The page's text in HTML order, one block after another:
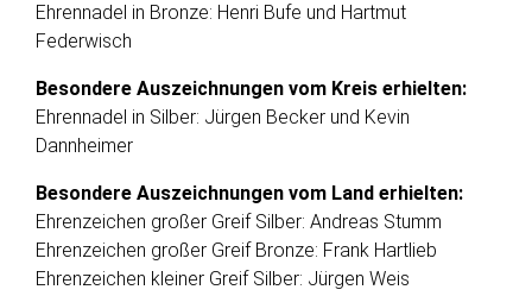
Ehrennadel in Bronze: Henri Bufe und Hartmut
Federwisch
Besondere Auszeichnungen vom Kreis erhielten:
Ehrennadel in Silber: Jürgen Becker und Kevin
Dannheimer
Besondere Auszeichnungen vom Land erhielten:
Ehrenzeichen großer Greif Silber: Andreas Stumm
Ehrenzeichen großer Greif Bronze: Frank Hartlieb
Ehrenzeichen kleiner Greif Silber: Jürgen Weis